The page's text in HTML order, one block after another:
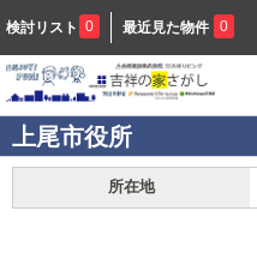
検討リスト 0 最近見た物件 0
上尾市役所
所在地